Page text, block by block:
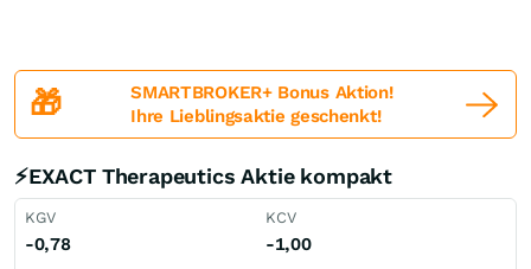
🎁
SMARTBROKER+ Bonus Aktion!
Ihre Lieblingsaktie geschenkt!
⚡EXACT Therapeutics Aktie kompakt
KGV
-0,78
KCV
-1,00